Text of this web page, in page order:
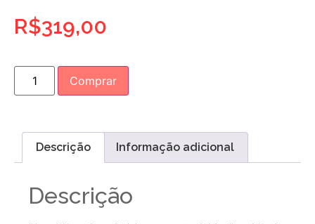
R$319,00
Comprar
Descrição Informação adicional
Descrição